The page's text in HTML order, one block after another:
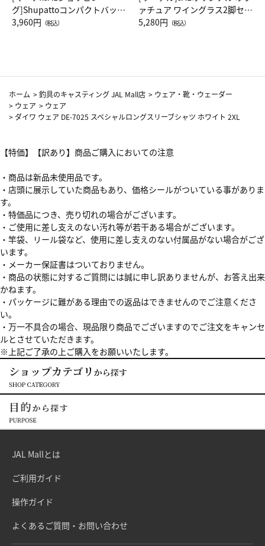
グ]Shupattoコンパクトバッグ
Drop JAL客室乗務員（LC）ス
3,960円 （税込）
ァチュア ワイングラス2脚セッ
ト（レッドワイン）
5,280円 （税込）
ホーム >釣具のキャスティング JAL Mall店 > ウェア・靴・ウェーダー
> ウェア > ウェア
> ダイワ ウェア DE-7025 スペシャルロングスリーブシャツ ホワイト 2XL
【特価】【訳あり】商品ご購入においての注意
・商品は新品未使用品です。
・店頭に展示していた商品もあり、価格シールがついている事がありま
す。
・特価品につき、売り切れの場合がございます。
・ご使用に差し支えのない汚れ等が若干ある場合がございます。
・竿袋、リール袋など、使用に差し支えのない付属品がない場合がござ
います。
・メーカー保証書はついておりません。
・商品の状態に対するご質問には誠に申し訳ありませんが、お答え出来
かねます。
・パッケージに難がある理由での返品はできませんのでご注意くださ
い。
・万一不具合の場合、現品限り商品でございますのでご注文をキャンセ
ルとさせていただきます。
※上記ご了承の上ご購入をお願いいたします。
JAL Mallとは
ご利用ガイド
操作ガイド
よくあるご質問・お問い合わせ